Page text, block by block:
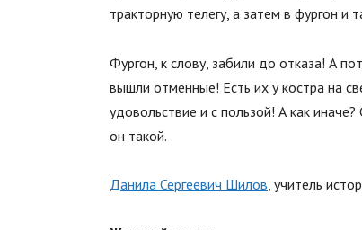
тракторную телегу, а затем в фургон и
Фургон, к слову, забили до отказа! А
вышли отменные! Есть их у костра на
удовольствие и с пользой! А как
он такой.
Данила Сергеевич Шилов , учитель